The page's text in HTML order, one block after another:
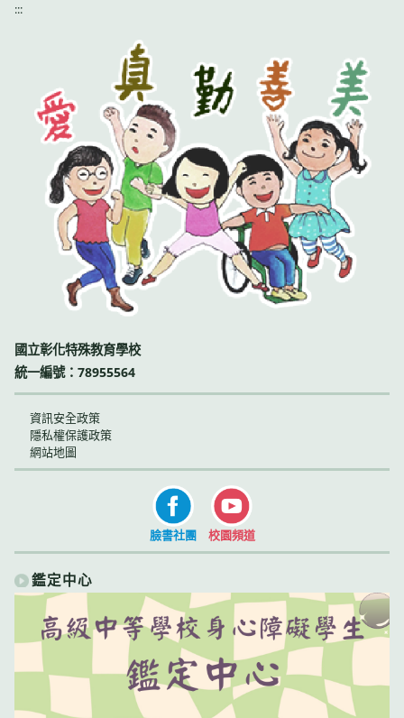
:::
國立彰化特殊教育學校
統一編號：78955564
資訊安全政策
隱私權保護政策
網站地圖
臉書社團 校園頻道
鑑定中心